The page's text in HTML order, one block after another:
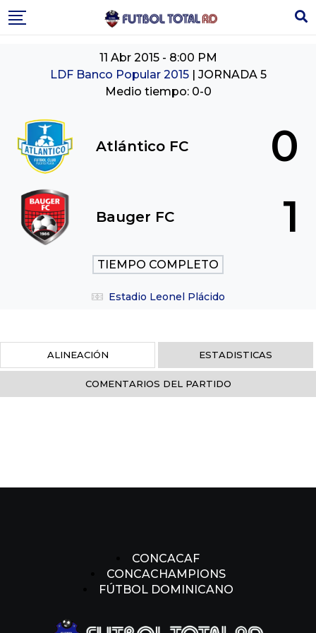
to
11 Abr 2015 - 8:00 PM
LDF Banco Popular 2015 | JORNADA 5
Medio tiempo: 0-0
Atlántico FC 0
Bauger FC 1
TIEMPO COMPLETO
Estadio Leonel Plácido
ALINEACIÓN ESTADISTICAS
COMENTARIOS DEL PARTIDO
CONCACAF
CONCACHAMPIONS
FÚTBOL DOMINICANO